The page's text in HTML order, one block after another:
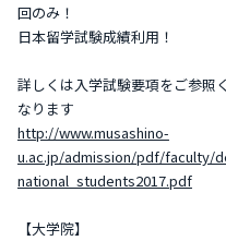
回のみ！
日本留学試験成績利用！
詳しくは入学試験要項をご参照
なります
http://www.musashino-
u.ac.jp/admission/pdf/faculty/
national_students2017.pdf
【大学院】